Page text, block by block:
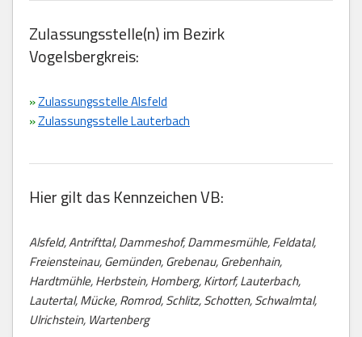
Zulassungsstelle(n) im Bezirk
Vogelsbergkreis:
»Zulassungsstelle Alsfeld
»Zulassungsstelle Lauterbach
Hier gilt das Kennzeichen VB:
Alsfeld, Antrifttal, Dammeshof, Dammesmühle, Feldatal,
Freiensteinau, Gemünden, Grebenau, Grebenhain,
Hardtmühle, Herbstein, Homberg, Kirtorf, Lauterbach,
Lautertal, Mücke, Romrod, Schlitz, Schotten, Schwalmtal,
Ulrichstein, Wartenberg